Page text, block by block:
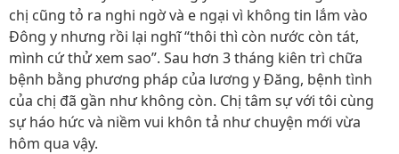
chị cũng tỏ ra nghi ngờ và e ngại vì không tin lắm vào
Đông y nhưng rồi lại nghĩ “thôi thì còn nước còn tát,
mình cứ thử xem sao”. Sau hơn 3 tháng kiên trì chữa
bệnh bằng phương pháp của lương y Đăng, bệnh tình
của chị đã gần như không còn. Chị tâm sự với tôi cùng
sự háo hức và niềm vui khôn tả như chuyện mới vừa
hôm qua vậy.